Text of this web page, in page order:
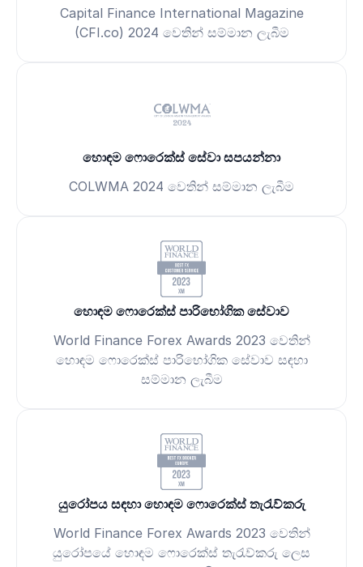
Capital Finance International Magazine
(CFI.co) 2024 වෙතින් සම්මාන ලැබීම
හොඳම ෆොරෙක්ස් සේවා සපයන්නා
COLWMA 2024 වෙතින් සම්මාන ලැබීම
හොඳම ෆොරෙක්ස් පාරිභෝගික සේවාව
World Finance Forex Awards 2023 වෙතින්
හොඳම ෆොරෙක්ස් පාරිභෝගික සේවාව සඳහා
සම්මාන ලැබීම
යුරෝපය සඳහා හොඳම ෆොරෙක්ස් තැරැව්කරු
World Finance Forex Awards 2023 වෙතින්
යුරෝපයේ හොඳම ෆොරෙක්ස් තැරැව්කරු ලෙස